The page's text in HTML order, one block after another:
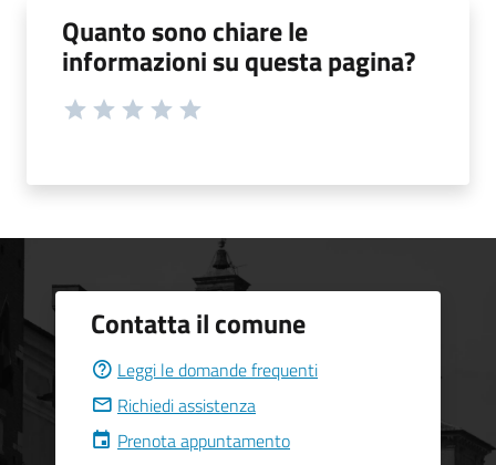
Quanto sono chiare le
informazioni su questa pagina?
Contatta il comune
Leggi le domande frequenti
Richiedi assistenza
Prenota appuntamento